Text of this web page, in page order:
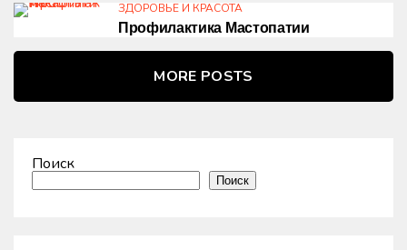
ЗДОРОВЬЕ И КРАСОТА
Профилактика Мастопатии
MORE POSTS
Поиск
Поиск